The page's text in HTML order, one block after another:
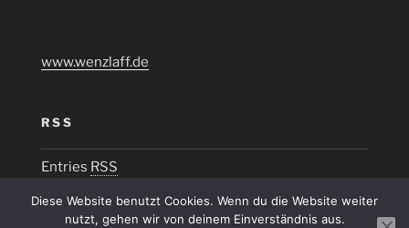
www.wenzlaff.de
RSS
Entries RSS
Diese Website benutzt Cookies. Wenn du die Website weiter
nutzt, gehen wir von deinem Einverständnis aus.